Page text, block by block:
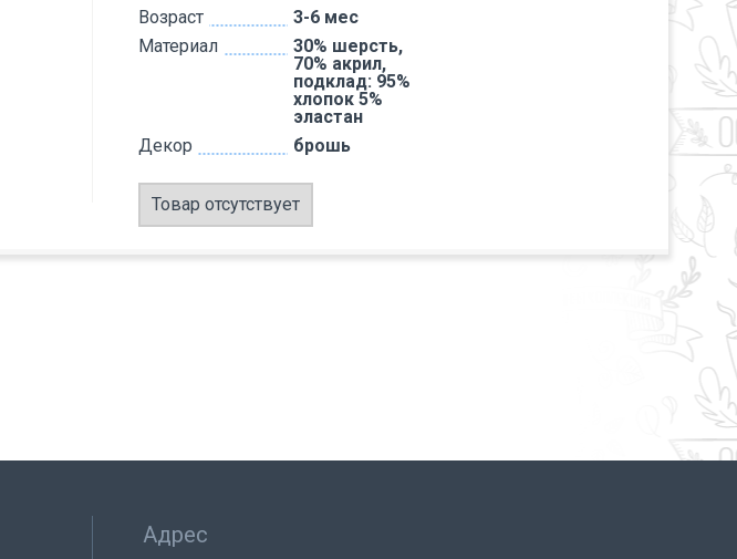
Возраст
3-6 мес
Материал
30% шерсть,
70% акрил,
подклад: 95%
хлопок 5%
эластан
Декор
брошь
Товар отсутствует
Адрес